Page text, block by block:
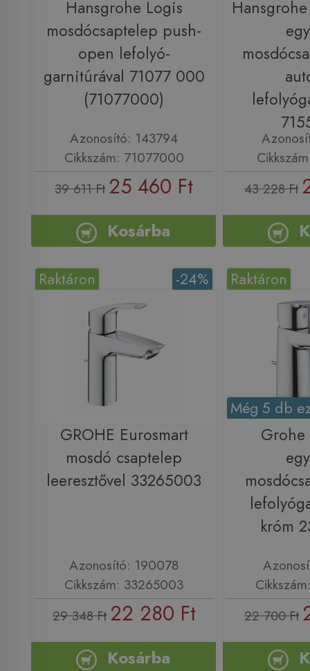
Hansgrohe Logis
mosdócsaptelep push-
open lefolyó-
garnitúrával 71077 000
(71077000)
Azonosító: 143794
Cikkszám: 71077000
39 611 Ft 25 460 Ft
Kosárba
43 228 Ft
-24%
Raktáron
GROHE Eurosmart
mosdó csaptelep
leeresztővel 33265003
Azonosító: 190078
Cikkszám: 33265003
29 348 Ft 22 280 Ft
Kosárba
Raktáron
Még 5 db
Grohe
króm
22 700 Ft